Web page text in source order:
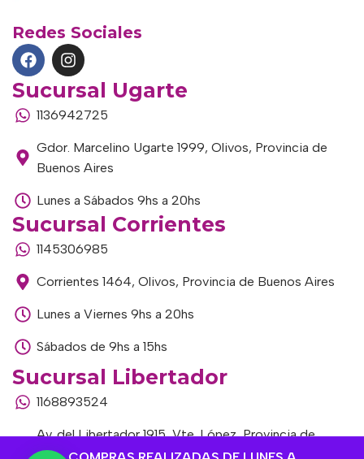
Redes Sociales
Sucursal Ugarte
1136942725
Gdor. Marcelino Ugarte 1999, Olivos, Provincia de
Buenos Aires
Lunes a Sábados 9hs a 20hs
Sucursal Corrientes
1145306985
Corrientes 1464, Olivos, Provincia de Buenos Aires
Lunes a Viernes 9hs a 20hs
Sábados de 9hs a 15hs
Sucursal Libertador
1168893524
Av. del Libertador 1915, Vte. López, Provincia de
Buenos Aires